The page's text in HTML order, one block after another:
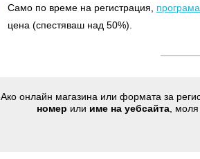
Само по време на регистрация, програма
цена (спестяваш над 50%).
Ако онлайн магазина или формата за
номер или име на уебсайта ,